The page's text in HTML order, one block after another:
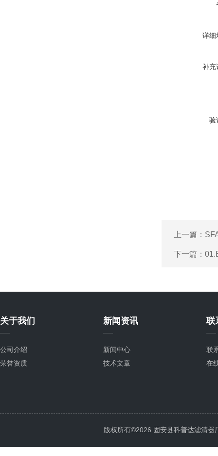
详细
补充
验
上一篇：
下一篇：
关于我们
公司介绍
荣誉资质
新闻资讯
新闻中心
技术文章
联
联
在
版权所有©2026 固安县科普达滤清